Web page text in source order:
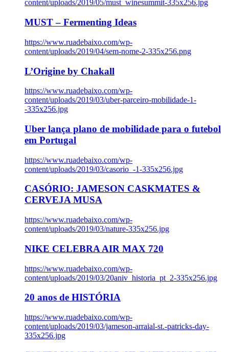
content/uploads/2019/05/must_winesummit-335x256.jpg
MUST – Fermenting Ideas
https://www.ruadebaixo.com/wp-
content/uploads/2019/04/sem-nome-2-335x256.png
L’Origine by Chakall
https://www.ruadebaixo.com/wp-
content/uploads/2019/03/uber-parceiro-mobilidade-1-
-335x256.jpg
Uber lança plano de mobilidade para o futebol
em Portugal
https://www.ruadebaixo.com/wp-
content/uploads/2019/03/casorio_-1-335x256.jpg
CASÓRIO: JAMESON CASKMATES &
CERVEJA MUSA
https://www.ruadebaixo.com/wp-
content/uploads/2019/03/nature-335x256.jpg
NIKE CELEBRA AIR MAX 720
https://www.ruadebaixo.com/wp-
content/uploads/2019/03/20aniv_historia_pt_2-335x256.jpg
20 anos de HISTÓRIA
https://www.ruadebaixo.com/wp-
content/uploads/2019/03/jameson-arraial-st.-patricks-day-
335x256.jpg